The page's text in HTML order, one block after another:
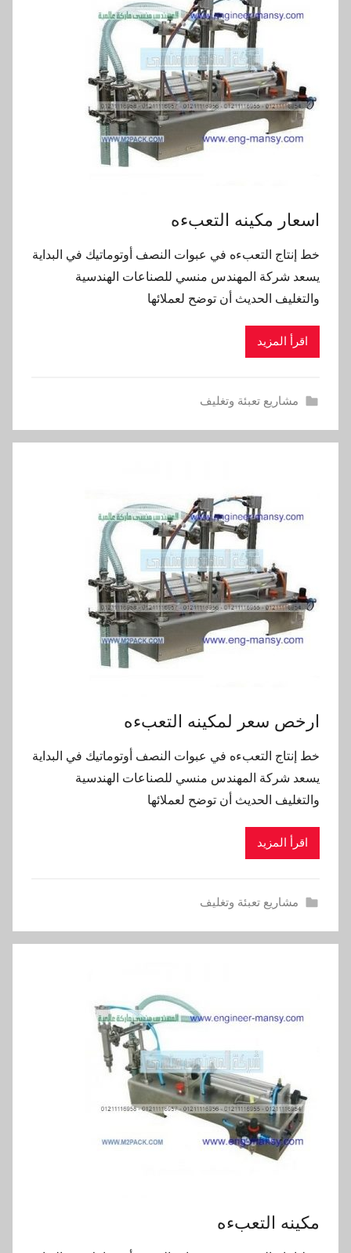
اسعار مكينه التعبءه
خط إنتاج التعبءه في عبوات النصف أوتوماتيك في البداية
يسعد شركة المهندس منسي للصناعات الهندسية
والتغليف الحديث أن توضح لعملائها
اقرأ المزيد
مشاريع تعبئة وتغليف
ارخص سعر لمكينه التعبءه
خط إنتاج التعبءه في عبوات النصف أوتوماتيك في البداية
يسعد شركة المهندس منسي للصناعات الهندسية
والتغليف الحديث أن توضح لعملائها
اقرأ المزيد
مشاريع تعبئة وتغليف
مكينه التعبءه